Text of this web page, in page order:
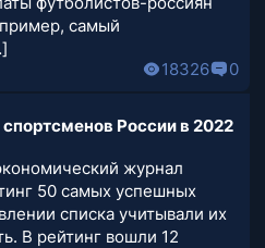
самый
18326 0
России в 2022
журнал
50 самых успешных
списка учитывали их
В рейтинг вошли 12